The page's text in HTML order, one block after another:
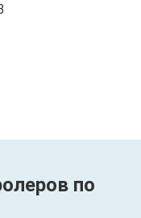
по